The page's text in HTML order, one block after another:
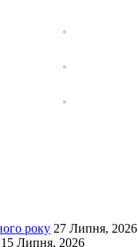
року 27 Липня, 2026
15 Липня, 2026